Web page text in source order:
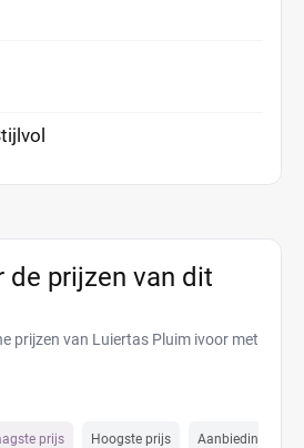
de prijzen van dit
prijzen van Luiertas Pluim ivoor met
prijs Hoogste prijs Aanbiedings prijs